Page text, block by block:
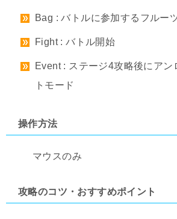
Bag : バトルに参加するフルー
Fight : バトル開始
Event : ステージ4攻略後にアン
トモード
操作方法
マウスのみ
攻略のコツ・おすすめポイント